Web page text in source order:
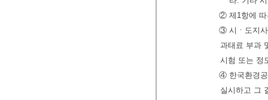
② 제1항에 따
③ 시ㆍ도지사
과태료 부과
시험 또는 정
④ 한국환경공
실시하고 그